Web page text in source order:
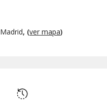
Madrid, (ver mapa)